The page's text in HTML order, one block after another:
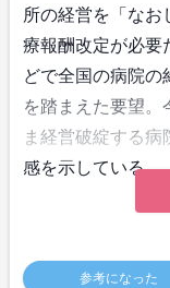
所の経営を「な
療報酬改定が必要
どで全国の病院
を踏まえた要望。
ま経営破綻する
感を示している。
参考になった